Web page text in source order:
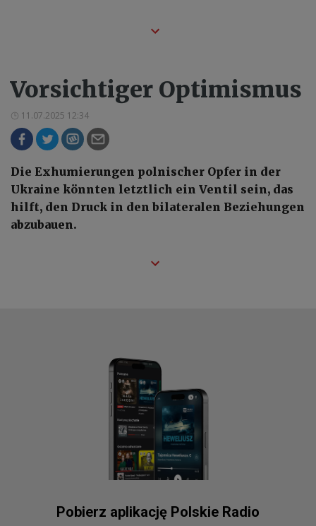
Vorsichtiger Optimismus
11.07.2025 12:34
Die Exhumierungen polnischer Opfer in der
Ukraine könnten letztlich ein Ventil sein, das
hilft, den Druck in den bilateralen Beziehungen
abzubauen.
Pobierz aplikację Polskie Radio